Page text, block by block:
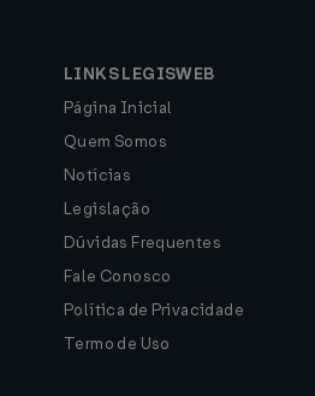
LINKS LEGISWEB
Página Inicial
Quem Somos
Notícias
Legislação
Dúvidas Frequentes
Fale Conosco
Política de Privacidade
Termo de Uso